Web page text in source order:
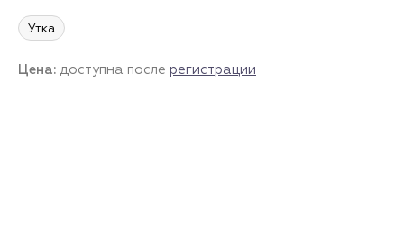
Утка
Цена: доступна после регистрации